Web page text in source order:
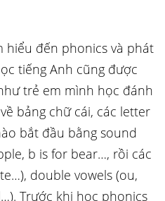
hiểu đến phonics và phát
tiếng Anh cũng được
trẻ em mình học đánh
bảng chữ cái, các letter
bắt đầu bằng sound
b is for bear…, rồi các
double vowels (ou,
Trước khi học phonics